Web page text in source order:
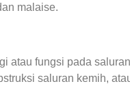
malaise.
atau fungsi pada
saluran kemih,